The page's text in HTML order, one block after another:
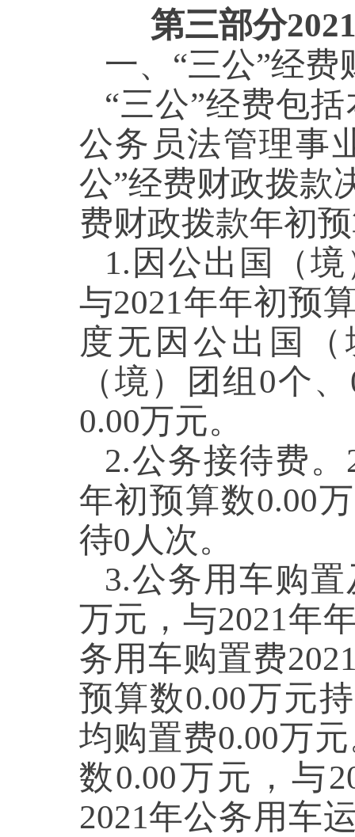
第三部分
一、“三公”经
“三公”经费包
公务员法管理事
公”经费财政拨款
费财政拨款年初
1.因公出国（
与2021年年初预
度无因公出国
（境）团组0个
0.00万元。
2.公务接待费。
年初预算数0.00
待0人次。
3.公务用车购
万元，与2021年
务用车购置费
预算数0.00万元
均购置费0.00万
数0.00万元，与
2021年公务用车